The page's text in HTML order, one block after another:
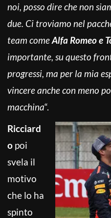
noi, posso dire che non
due. Ci troviamo nel
team comeAlfa Romeo e
importante, su questo
progressi, ma per la mia
vincere anche con meno
macchina“.
Ricciard
o poi
svela il
motivo
che lo ha
spinto